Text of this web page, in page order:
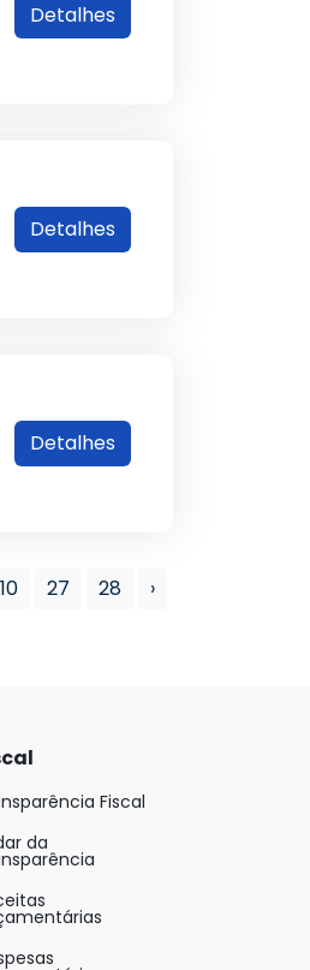
Detalhes
Detalhes
Detalhes
10 27 28 ›
Fiscal
da